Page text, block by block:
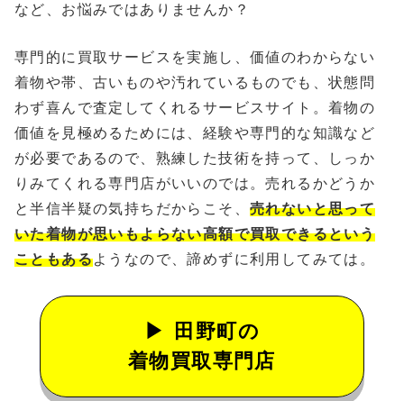
など、お悩みではありませんか？
専門的に買取サービスを実施し、価値のわからない
着物や帯、古いものや汚れているものでも、状態問
わず喜んで査定してくれるサービスサイト。着物の
価値を見極めるためには、経験や専門的な知識など
が必要であるので、熟練した技術を持って、しっか
りみてくれる専門店がいいのでは。売れるかどうか
と半信半疑の気持ちだからこそ、 売れないと思って
いた着物が思いもよらない高額で買取できるという
こともあるようなので、諦めずに利用してみては。
田野町の
着物買取専門店